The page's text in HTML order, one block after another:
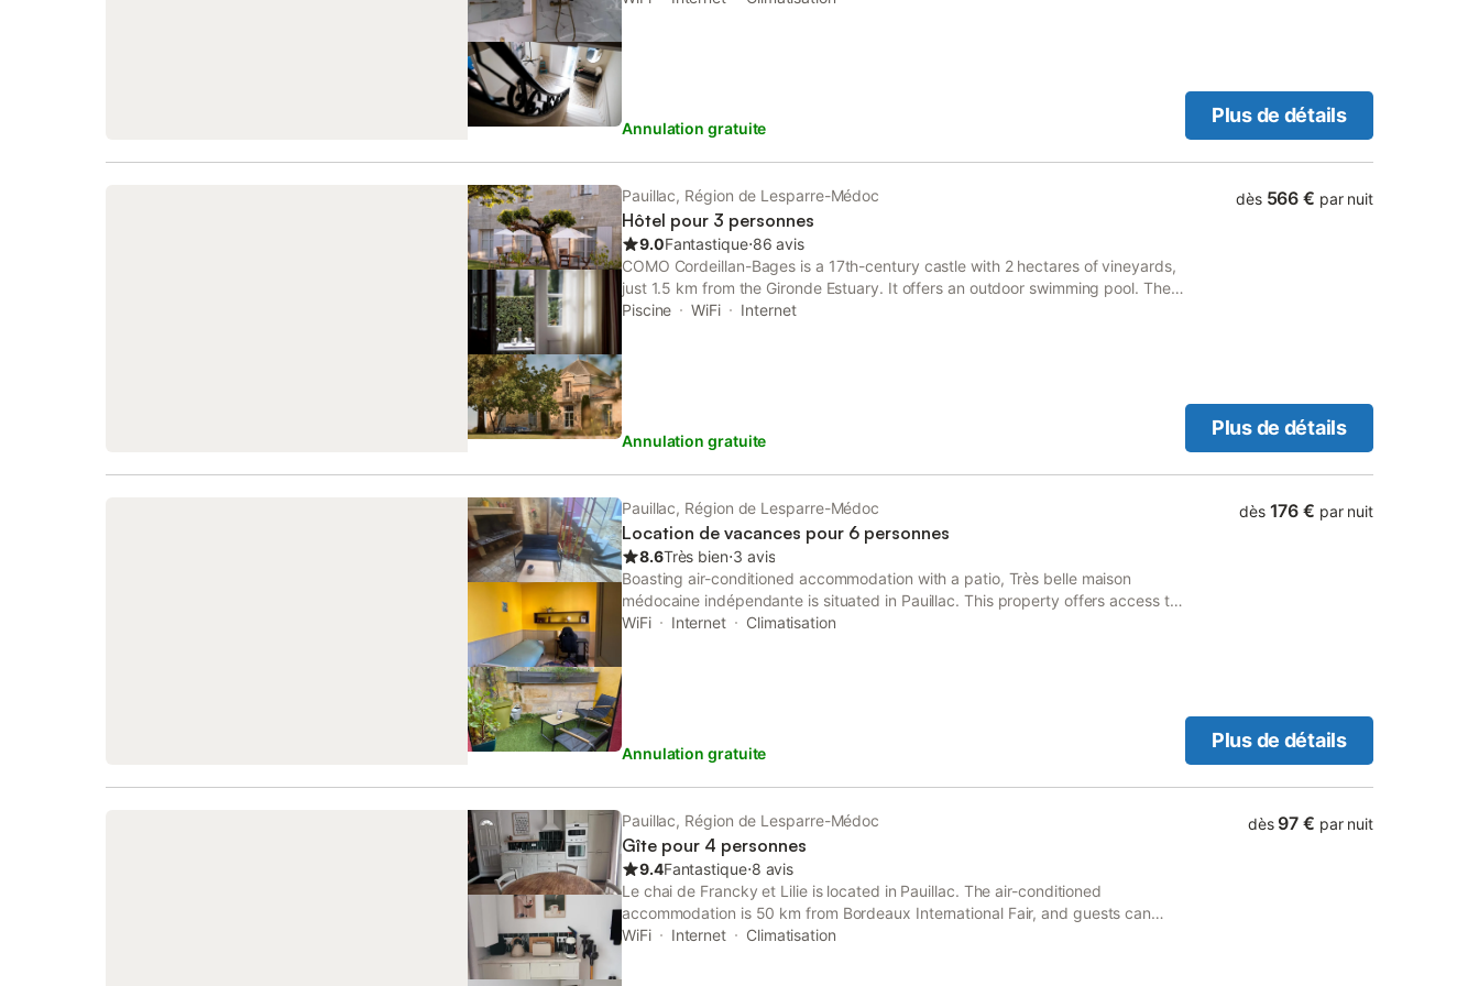
Annulation gratuite
Plus de détails
Pauillac, Région de Lesparre-Médoc
Hôtel pour 3 personnes
9.0Fantastique⋅86 avis
COMO Cordeillan-Bages is a 17th-century castle with 2 hectares of vineyards,
just 1.5 km from the Gironde Estuary. It offers an outdoor swimming pool. The
rooms at COMO Cordeillan-Bages offer views of the interior courtyard.
Piscine WiFi Internet
Annulation gratuite
dès 566 € par nuit
Plus de détails
Pauillac, Région de Lesparre-Médoc
Location de vacances pour 6 personnes
8.6Très bien⋅3 avis
Boasting air-conditioned accommodation with a patio, Très belle maison
médocaine indépendante is situated in Pauillac. This property offers access to
a balcony, free private parking and free WiFi.
WiFi Internet Climatisation
Annulation gratuite
dès 176 € par nuit
Plus de détails
Pauillac, Région de Lesparre-Médoc
Gîte pour 4 personnes
9.4Fantastique⋅8 avis
Le chai de Francky et Lilie is located in Pauillac. The air-conditioned
accommodation is 50 km from Bordeaux International Fair, and guests can
benefit from on-site private parking and complimentary WiFi.
WiFi Internet Climatisation
dès 97 € par nuit